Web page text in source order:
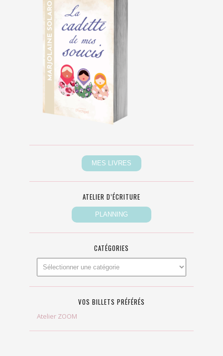
ATELIER D’ÉCRITURE
CATÉGORIES
VOS BILLETS PRÉFÉRÉS
Atelier ZOOM